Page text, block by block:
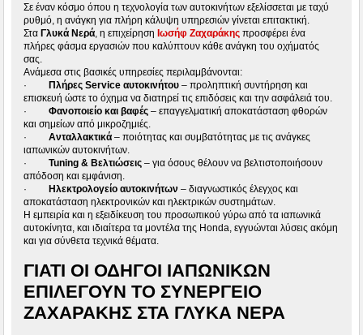
Σε έναν κόσμο όπου η τεχνολογία των αυτοκινήτων εξελίσσεται με ταχύ
ρυθμό, η ανάγκη για πλήρη κάλυψη υπηρεσιών γίνεται επιτακτική.
ΣταΓλυκά Νερά, η επιχείρησηΙωσήφ Ζαχαράκης προσφέρει ένα
πλήρες φάσμα εργασιών που καλύπτουν κάθε ανάγκη του οχήματός
σας.
Ανάμεσα στις βασικές υπηρεσίες περιλαμβάνονται:
·Πλήρες Service αυτοκινήτου – προληπτική συντήρηση και
επισκευή ώστε το όχημα να διατηρεί τις επιδόσεις και την ασφάλειά του.
·Φανοποιείο και βαφές – επαγγελματική αποκατάσταση φθορών
και σημείων από μικροζημιές.
·Ανταλλακτικά – ποιότητας και συμβατότητας με τις ανάγκες
ιαπωνικών αυτοκινήτων.
·Tuning & Βελτιώσεις – για όσους θέλουν να βελτιστοποιήσουν
απόδοση και εμφάνιση.
·Ηλεκτρολογείο αυτοκινήτων – διαγνωστικός έλεγχος και
αποκατάσταση ηλεκτρονικών και ηλεκτρικών συστημάτων.
Η εμπειρία και η εξειδίκευση του προσωπικού γύρω από τα ιαπωνικά
αυτοκίνητα, και ιδιαίτερα τα μοντέλα της Honda, εγγυώνται λύσεις ακόμη
και για σύνθετα τεχνικά θέματα.
ΓΙΑΤΊ ΟΙ ΟΔΗΓΟΊ ΙΑΠΩΝΙΚΏΝ
ΕΠΙΛΈΓΟΥΝ ΤΟ ΣΥΝΕΡΓΕΊΟ
ΖΑΧΑΡΆΚΗΣ ΣΤΑ ΓΛΥΚΆ ΝΕΡΆ